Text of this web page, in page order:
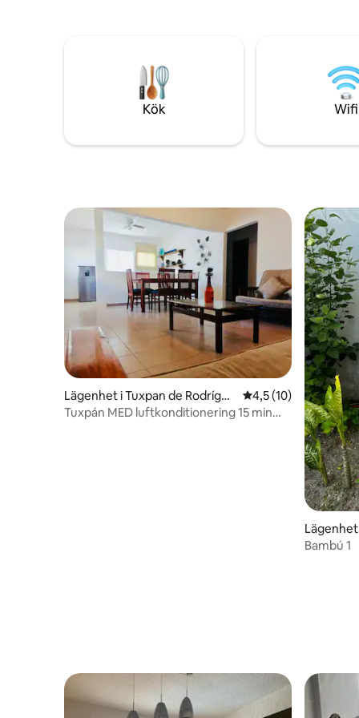
Kök Wifi
Lägenhet i Tuxpan de Rodrígue
z Cano Centro
4,5 av 5 i
4,5 (10)
Tuxpán MED luftkonditionering 15 min
Bambú 1